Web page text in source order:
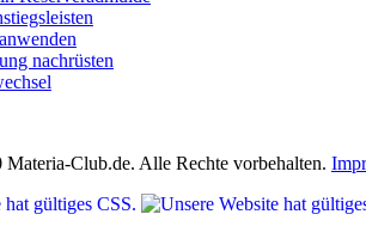
nachrüsten
Club.de. Alle Rechte vorbehalten.